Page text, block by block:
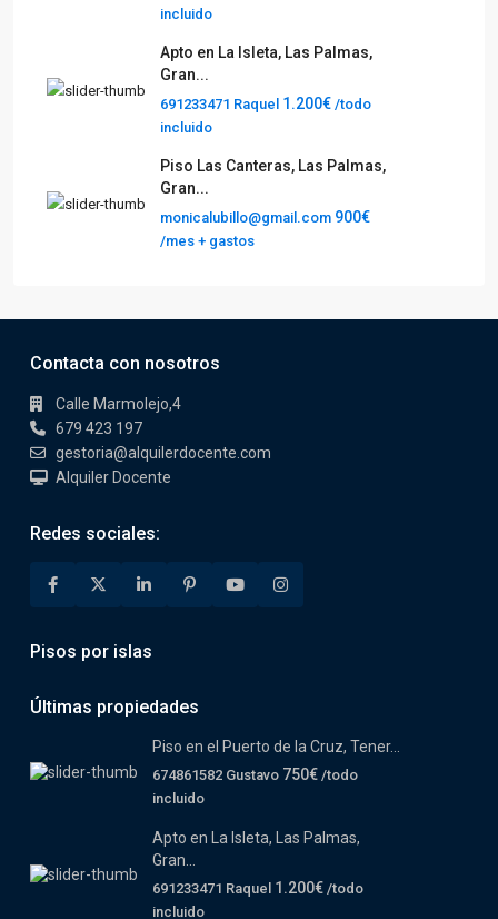
incluido
Apto en La Isleta, Las Palmas,
Gran...
691233471 Raquel 1.200€ /todo
incluido
Piso Las Canteras, Las Palmas,
Gran...
monicalubillo@gmail.com 900€
/mes + gastos
Contacta con nosotros
Calle Marmolejo,4
679 423 197
gestoria@alquilerdocente.com
Alquiler Docente
Redes sociales:
Pisos por islas
Últimas propiedades
Piso en el Puerto de la Cruz, Tener...
674861582 Gustavo 750€ /todo
incluido
Apto en La Isleta, Las Palmas,
Gran...
691233471 Raquel 1.200€ /todo
incluido